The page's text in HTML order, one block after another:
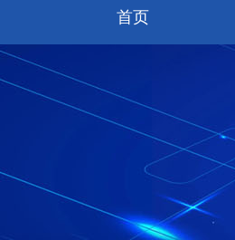
首页